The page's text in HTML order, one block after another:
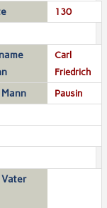
130
Carl
Friedrich
Pausin